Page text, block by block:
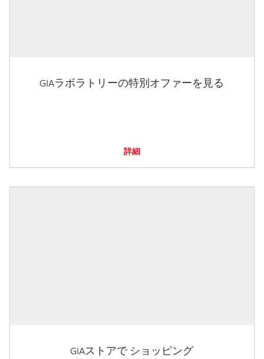
GIAラボラトリーの特別オファーを見る
詳細
GIAストアで ショッピング